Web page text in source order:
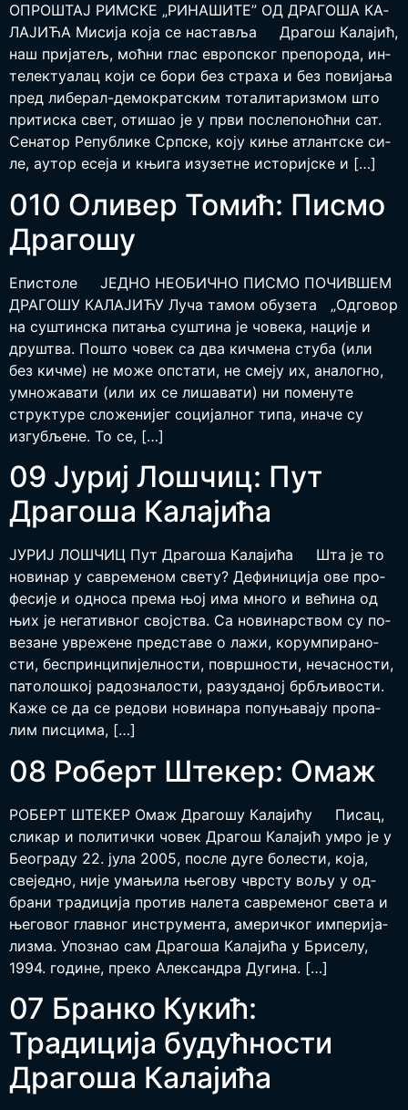
ОПРО­ШТАЈ РИМ­СКЕ „РИ­НА­ШИ­ТЕ” ОД ДРА­ГО­ША КА­
ЛА­ЈИ­ЋА Мисија која се наставља Дра­гош Ка­ла­јић,
наш при­ја­тељ, моћ­ни глас европ­ског пре­по­ро­да, ин­
те­лек­ту­а­лац ко­ји се бо­ри без стра­ха и без по­ви­ја­ња
пред ли­бе­рал-де­мо­крат­ским то­та­ли­та­ри­змом што
при­ти­ска свет, оти­шао је у пр­ви по­сле­по­ноћ­ни сат.
Се­на­тор Ре­пу­бли­ке Срп­ске, ко­ју ки­ње атлант­ске си­
ле, аутор есе­ја и књи­га из­у­зет­не исто­риј­ске и […]
010 Оливер Томић: Писмо
Драгошу
Епи­сто­ле ЈЕД­НО НЕО­БИЧ­НО ПИСМО ПОЧИВ­ШЕМ
ДРА­ГО­ШУ КАЛА­ЈИ­ЋУ Луча тамом обузета „Одго­вор
на суштин­ска пита­ња сушти­на је чове­ка, наци­је и
дру­штва. Пошто човек са два кич­ме­на сту­ба (или
без кич­ме) не може опста­ти, не сме­ју их, ана­лог­но,
умно­жа­ва­ти (или их се лиша­ва­ти) ни поме­ну­те
струк­ту­ре сло­же­ни­јег соци­јал­ног типа, ина­че су
изгу­бље­не. То се, […]
09 Јуриј Лошчиц: Пут
Драгоша Калајића
ЈУРИЈ ЛОШЧИЦ Пут Драгоша Калајића Шта је то
но­ви­нар у са­вре­ме­ном све­ту? Де­фи­ни­ци­ја ове про­
фе­си­је и од­но­са пре­ма њој има мно­го и ве­ћи­на од
њих је не­га­тив­ног свој­ства. Са но­ви­нар­ством су по­
ве­за­не увре­же­не пред­ста­ве о ла­жи, ко­рум­пи­ра­но­
сти, бес­прин­ци­пи­јел­но­сти, по­вр­шно­сти, не­ча­сно­сти,
па­то­ло­шкој ра­до­зна­ло­сти, раз­у­зда­ној бр­бљи­во­сти.
Ка­же се да се ре­до­ви но­ви­на­ра по­пу­ња­ва­ју про­па­
лим пи­сци­ма, […]
08 Роберт Штекер: Омаж
РОБЕРТ ШТЕ­КЕР Омаж Драгошу Калајићу Пи­сац,
сли­кар и по­ли­тич­ки чо­век Дра­гош Ка­ла­јић умро је у
Бе­о­гра­ду 22. ју­ла 2005, по­сле ду­ге бо­ле­сти, ко­ја,
све­јед­но, ни­је ума­њи­ла ње­го­ву чвр­сту во­љу у од­
бра­ни тра­ди­ци­ја про­тив на­ле­та са­вре­ме­ног све­та и
ње­го­вог глав­ног ин­стру­мен­та, аме­рич­ког им­пе­ри­ја­
ли­зма. Упо­знао сам Дра­го­ша Ка­ла­ји­ћа у Бри­се­лу,
1994. го­ди­не, пре­ко Алек­сан­дра Ду­ги­на. […]
07 Бранко Кукић:
Традиција будућности
Драгоша Калајића